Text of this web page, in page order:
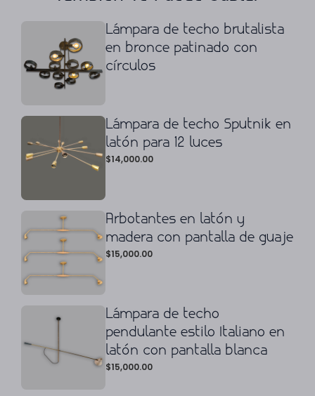
Lámpara de techo brutalista
en bronce patinado con
círculos
Lámpara de techo Sputnik en
latón para 12 luces
$14,000.00
Arbotantes en latón y
madera con pantalla de guaje
$15,000.00
Lámpara de techo
pendulante estilo Italiano en
latón con pantalla blanca
$15,000.00